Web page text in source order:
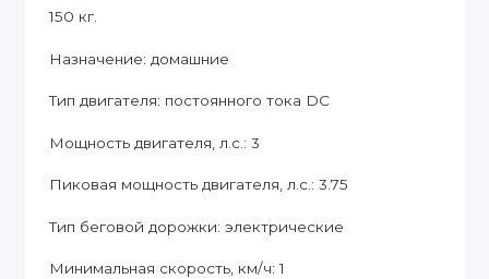
150 кг.
Назначение: домашние
Тип двигателя: постоянного тока DC
Мощность двигателя, л.с.: 3
Пиковая мощность двигателя, л.с.: 3.75
Тип беговой дорожки: электрические
Минимальная скорость, км/ч: 1